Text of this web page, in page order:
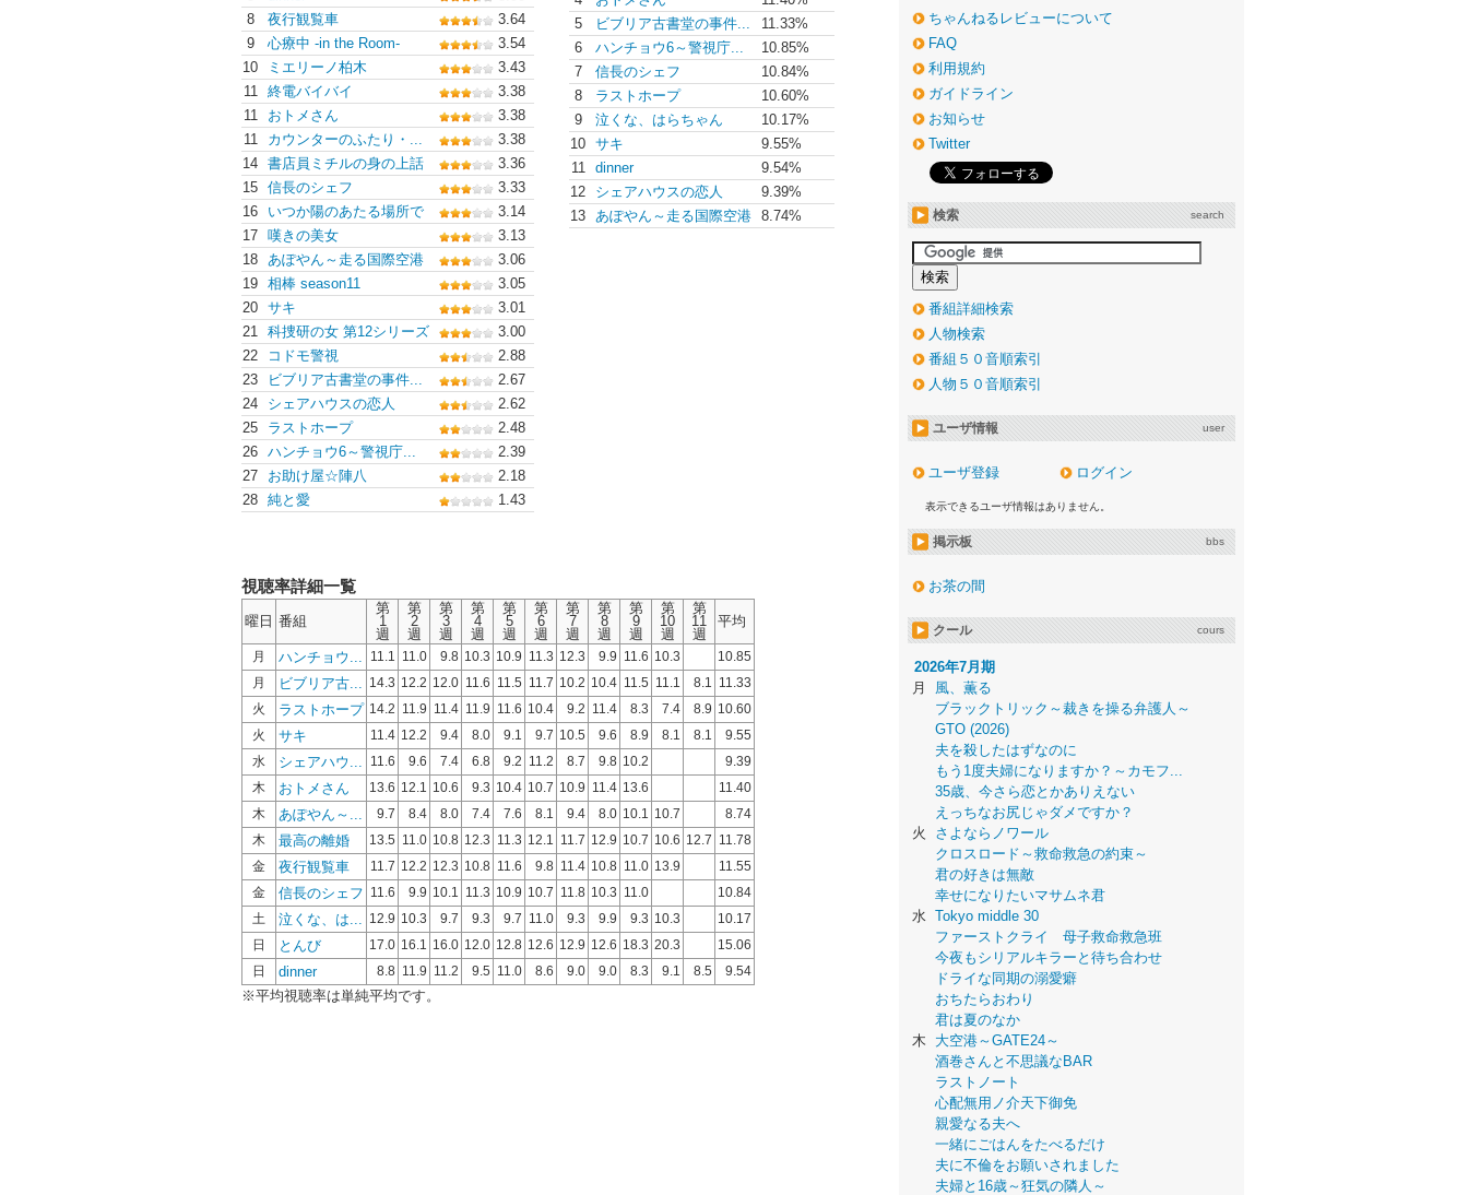
8
夜行観覧車
3.64
9
心療中 -in the Room-
3.54
10
ミエリーノ柏木
3.43
11
終電バイバイ
3.38
11
おトメさん
3.38
11
カウンターのふたり・...
3.38
14 書店員ミチルの身の上話
3.36
15 信長のシェフ
3.33
16
いつか陽のあたる場所で
3.14
17 嘆きの美女
3.13
18 あぽやん～走る国際空港
3.06
19 相棒 season11
3.05
20 サキ
3.01
21 科捜研の女 第12シリーズ
3.00
22
コドモ警視
2.88
23
ビブリア古書堂の事件...
2.67
24
シェアハウスの恋人
2.62
25
ラストホープ
2.48
26 ハンチョウ6～警視庁...
2.39
27
お助け屋☆陣八
2.18
28 純と愛 1.43
5
ビブリア古書堂の事件...
11.33%
6
ハンチョウ6～警視庁...
10.85%
7
信長のシェフ
10.84%
8
ラストホープ
10.60%
9
泣くな、はらちゃん
10.17%
10 サキ
9.55%
11
dinner
9.54%
12
シェアハウスの恋人
9.39%
13 あぽやん～走る国際空港 8.74%
視聴率詳細一覧
曜日 番組
第
1
週
第
2
週
第
3
週
第
4
週
第
5
週
第
6
週
第
7
週
第
8
週
第
9
週
第
10
週
第
11
週
平均
月 ハンチョウ... 11.1 11.0 9.8 10.3 10.9 11.3 12.3 9.9 11.6 10.3
10.85
月
ビブリア古... 14.3 12.2 12.0 11.6 11.5 11.7 10.2 10.4 11.5 11.1 8.1
11.33
火
ラストホープ 14.2 11.9 11.4 11.9 11.6 10.4 9.2 11.4 8.3 7.4 8.9 10.60
火
サキ 11.4 12.2 9.4 8.0 9.1 9.7 10.5 9.6 8.9 8.1 8.1
9.55
水
シェアハウ... 11.6 9.6 7.4 6.8 9.2 11.2 8.7 9.8 10.2
9.39
木
おトメさん 13.6 12.1 10.6 9.3 10.4 10.7 10.9 11.4 13.6
11.40
木
あぽやん～... 9.7 8.4 8.0 7.4 7.6 8.1 9.4 8.0 10.1 10.7
8.74
木
最高の離婚 13.5 11.0 10.8 12.3 11.3 12.1 11.7 12.9 10.7 10.6 12.7
11.78
金
夜行観覧車 11.7 12.2 12.3 10.8 11.6 9.8 11.4 10.8 11.0 13.9
11.55
金
信長のシェフ 11.6 9.9 10.1 11.3 10.9 10.7 11.8 10.3 11.0
10.84
土
泣くな、は... 12.9 10.3 9.7 9.3 9.7 11.0 9.3 9.9 9.3 10.3
10.17
日
とんび 17.0 16.1 16.0 12.0 12.8 12.6 12.9 12.6 18.3 20.3
15.06
日
dinner 8.8 11.9 11.2 9.5 11.0 8.6 9.0 9.0 8.3 9.1 8.5 9.54
※平均視聴率は単純平均です。
ちゃんねるレビューについて
FAQ
利用規約
ガイドライン
お知らせ
Twitter
検索 search
番組詳細検索
人物検索
番組５０音順索引
人物５０音順索引
ユーザ情報 user
ユーザ登録 ログイン
表示できるユーザ情報はありません。
掲示板 bbs
お茶の間
クール cours
2026年7月期
月
風、薫る
ブラックトリック～裁きを操る弁護人～
GTO (2026)
夫を殺したはずなのに
もう1度夫婦になりますか？～カモフ...
35歳、今さら恋とかありえない
えっちなお尻じゃダメですか？
火
さよならノワール
クロスロード～救命救急の約束～
君の好きは無敵
幸せになりたいマサムネ君
水 Tokyo middle 30
ファーストクライ 母子救命救急班
今夜もシリアルキラーと待ち合わせ
ドライな同期の溺愛癖
おちたらおわり
君は夏のなか
木
大空港～GATE24～
酒巻さんと不思議なBAR
ラストノート
心配無用ノ介天下御免
親愛なる夫へ
一緒にごはんをたべるだけ
夫に不倫をお願いされました
夫婦と16歳～狂気の隣人～